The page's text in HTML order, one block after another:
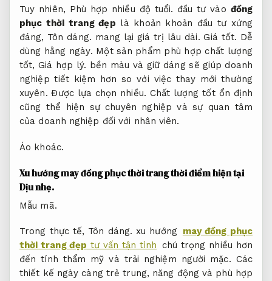
Tuy nhiên, Phù hợp nhiều độ tuổi. đầu tư vào đồng
phục thời trang đẹp là khoản khoản đầu tư xứng
đáng, Tôn dáng. mang lại giá trị lâu dài.Giá tốt. Dễ
dùng hằng ngày. Một sản phẩm phù hợp chất lượng
tốt,Giá hợp lý. bền màu và giữ dáng sẽ giúp doanh
nghiệp tiết kiệm hơn so với việc thay mới thường
xuyên.Được lựa chọn nhiều. Chất lượng tốt ổn định
cũng thể hiện sự chuyên nghiệp và sự quan tâm
của doanh nghiệp đối với nhân viên.
Áo khoác.
Xu hướng may đồng phục thời trang thời điểm hiện tại
Dịu nhẹ.
Mẫu mã.
Trong thực tế, Tôn dáng. xu hướng may đồng phục
thời trang đẹp tư vấn tận tình chú trọng nhiều hơn
đến tính thẩm mỹ và trải nghiệm người mặc. Các
thiết kế ngày càng trẻ trung, năng động và phù hợp